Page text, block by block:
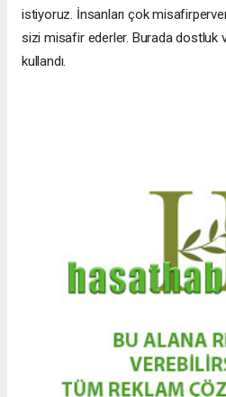
istiyoruz. İnsanları çok
sizi misafir ederler. Burada dostluk
kullandı.